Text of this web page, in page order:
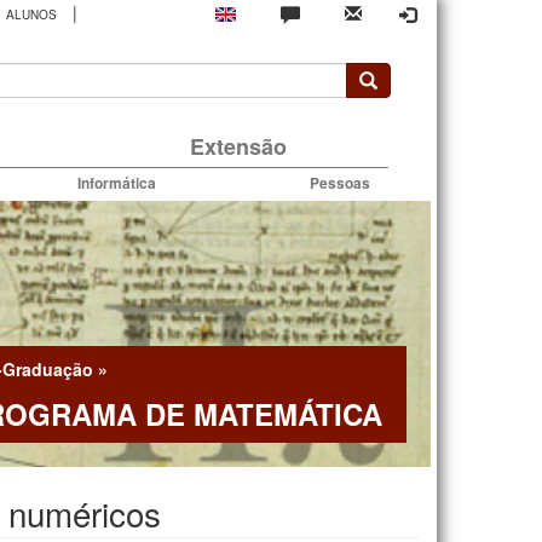
ALUNOS |
Extensão
Informática Pessoas
»
DE MATEMÁTICA